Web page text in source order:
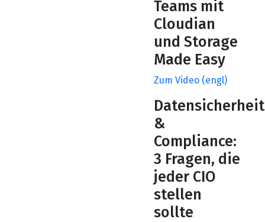
Teams mit
Cloudian
und Storage
Made Easy
Zum Video (engl)
Datensicherheit
&
Compliance:
3 Fragen, die
jeder CIO
stellen
sollte